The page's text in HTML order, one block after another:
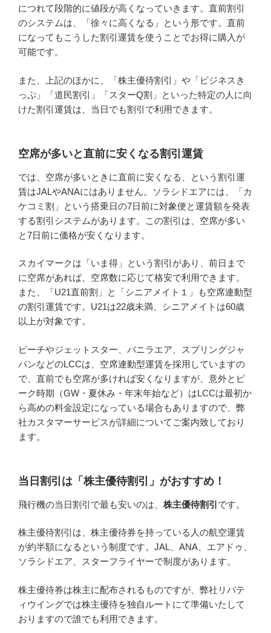
につれて段階的に値段が高くなっていきます。直前割引
のシステムは、「徐々に高くなる」という形です。直前
になってもこうした割引運賃を使うことでお得に購入が
可能です。
また、上記のほかに、「株主優待割引」や「ビジネスき
っぷ」「道民割引」「スターQ割」といった特定の人に向
けた割引運賃は、当日でも割引で利用できます。
空席が多いと直前に安くなる割引運賃
では、空席が多いときに直前に安くなる、という割引運
賃はJALやANAにはありません。ソラシドエアには、「カ
ケコミ割」という搭乗日の7日前に対象便と運賃額を発表
する割引システムがあります。この割引は、空席が多い
と7日前に価格が安くなります。
スカイマークは「いま得」という割引があり、前日まで
に空席があれば、空席数に応じて格安で利用できます。
また、「U21直前割」と「シニアメイト１」も空席連動型
の割引運賃です。U21は22歳未満、シニアメイトは60歳
以上が対象です。
ピーチやジェットスター、バニラエア、スプリングジャ
パンなどのLCCは、空席連動型運賃を採用していますの
で、直前でも空席が多ければ安くなりますが、意外とピ
ーク時期（GW・夏休み・年末年始など）はLCCは最初か
ら高めの料金設定になっている場合もありますので、弊
社カスタマーサービスが詳細についてご案内致しており
ます。
当日割引は「株主優待割引」がおすすめ！
飛行機の当日割引で最も安いのは、 株主優待割引 です。
株主優待割引は、株主優待券を持っている人の航空運賃
が約半額になるという制度です。JAL、ANA、エアドゥ、
ソラシドエア、スターフライヤーで制度があります。
株主優待券は株主に配布されるものですが、弊社リバテ
ィウイングでは株主優待を独自ルートにて準備いたして
おりますので誰でも利用できます。